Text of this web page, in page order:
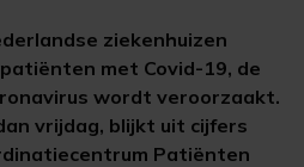
ziekenhuizen
met Covid-19, de
wordt veroorzaakt.
vrijdag, blijkt uit cijfers
Patiënten